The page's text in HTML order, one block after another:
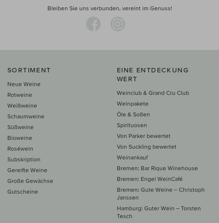
Bleiben Sie uns verbunden, vereint im Genuss!
SORTIMENT
Neue Weine
Rotweine
Weißweine
Schaumweine
Süßweine
Bioweine
Roséwein
Subskription
Gereifte Weine
Große Gewächse
Gutscheine
EINE ENTDECKUNG
WERT
Weinclub & Grand Cru Club
Weinpakete
Öle & Soßen
Spirituosen
Von Parker bewertet
Von Suckling bewertet
Weinankauf
Bremen: Bar Rique Winehouse
Bremen: Engel WeinCafé
Bremen: Gute Weine – Christoph
Janssen
Hamburg: Guter Wein – Torsten
Tesch